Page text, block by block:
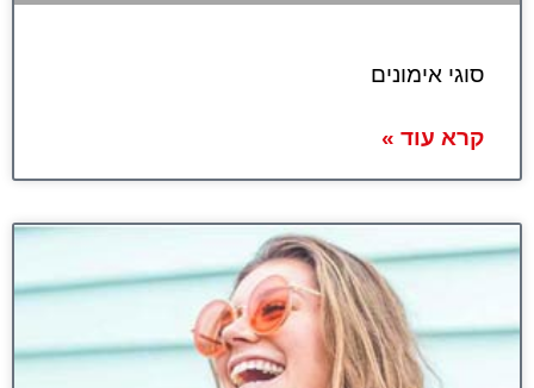
סוגי אימונים
קרא עוד »